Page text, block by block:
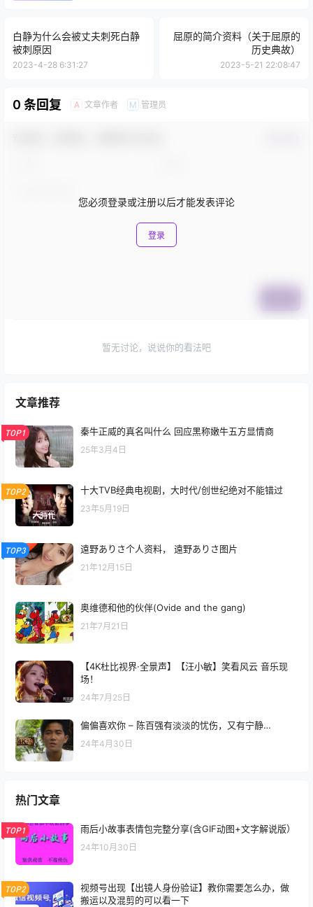
白静为什么会被丈夫刺死白静
被刺原因
2023-4-28 6:31:27
屈原的简介资料（关于屈原的
历史典故）
2023-5-21 22:08:47
0 条回复 A 文章作者 M 管理员
您必须登录或注册以后才能发表评论
登录
暂无讨论，说说你的看法吧
文章推荐
TOP1 秦牛正威的真名叫什么 回应黑称嫩牛五方显情商
25年3月4日
TOP2 十大TVB经典电视剧，大时代/创世纪绝对不能错过
23年5月19日
TOP3 遠野ありさ个人资料， 遠野ありさ图片
21年12月15日
奥维德和他的伙伴(Ovide and the gang)
21年7月21日
【4K杜比视界·全景声】【汪小敏】笑看风云 音乐现
场！
24年7月25日
偏偏喜欢你 – 陈百强有淡淡的忧伤，又有宁静…
24年4月30日
热门文章
TOP1 雨后小故事表情包完整分享(含GIF动图+文字解说版）
24年10月30日
TOP2
视频号出现【出镜人身份验证】教你需要怎么办，做
搬运以及混剪的可以看一下